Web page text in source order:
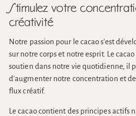
Stimulez votre
créativité
Notre passion pour le cacao s'est
sur notre corps et notre esprit. Le
soutien dans notre vie quotidienne, il
d'augmenter notre concentration et
flux créatif.
Le cacao contient des principes actifs